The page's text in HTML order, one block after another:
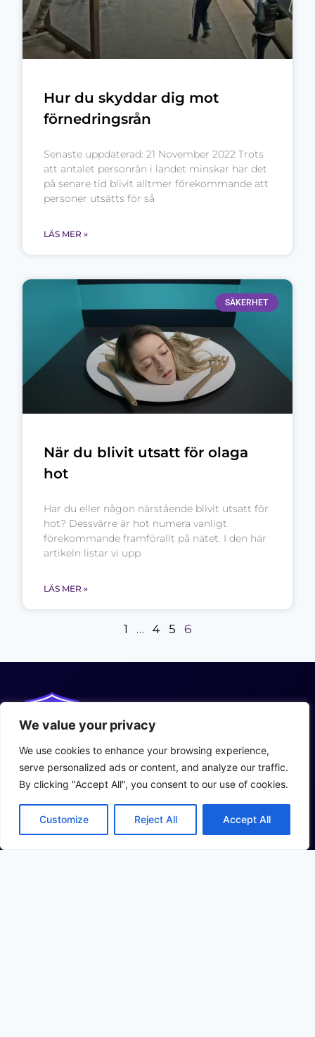
We value your privacy
We use cookies to enhance your browsing experience,
serve personalized ads or content, and analyze our traffic.
By clicking "Accept All", you consent to our use of cookies.
Customize Reject All Accept All
Hur du skyddar dig mot
förnedringsrån
Senaste uppdaterad: 21 November 2022 Trots
att antalet personrån i landet minskar har det
på senare tid blivit alltmer förekommande att
personer utsätts för så
LÄS MER »
SÄKERHET
När du blivit utsatt för olaga
hot
Har du eller någon närstående blivit utsatt för
hot? Dessvärre är hot numera vanligt
förekommande framförallt på nätet. I den här
artikeln listar vi upp
LÄS MER »
1 … 4 5 6
Swedish Shield jämför marknadens säkerhetsprodukter
för att ta fram det bästa alternativet för en trygg tillvaro.